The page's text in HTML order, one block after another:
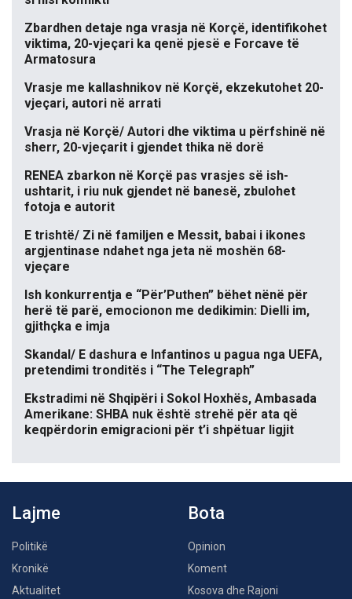
Zbardhen detaje nga vrasja në Korçë, identifikohet
viktima, 20-vjeçari ka qenë pjesë e Forcave të
Armatosura
Vrasje me kallashnikov në Korçë, ekzekutohet 20-
vjeçari, autori në arrati
Vrasja në Korçë/ Autori dhe viktima u përfshinë në
sherr, 20-vjeçarit i gjendet thika në dorë
RENEA zbarkon në Korçë pas vrasjes së ish-
ushtarit, i riu nuk gjendet në banesë, zbulohet
fotoja e autorit
E trishtë/ Zi në familjen e Messit, babai i ikones
argjentinase ndahet nga jeta në moshën 68-
vjeçare
Ish konkurrentja e “Për’Puthen” bëhet nënë për
herë të parë, emocionon me dedikimin: Dielli im,
gjithçka e imja
Skandal/ E dashura e Infantinos u pagua nga UEFA,
pretendimi tronditës i “The Telegraph”
Ekstradimi në Shqipëri i Sokol Hoxhës, Ambasada
Amerikane: SHBA nuk është strehë për ata që
keqpërdorin emigracioni për t’i shpëtuar ligjit
Lajme
Politikë
Kronikë
Aktualitet
Bota
Opinion
Koment
Kosova dhe Rajoni